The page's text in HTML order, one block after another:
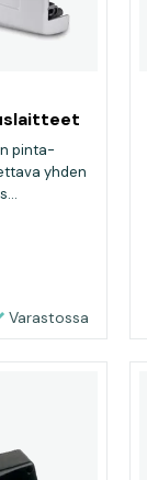
pinta-
yhden
Varastossa